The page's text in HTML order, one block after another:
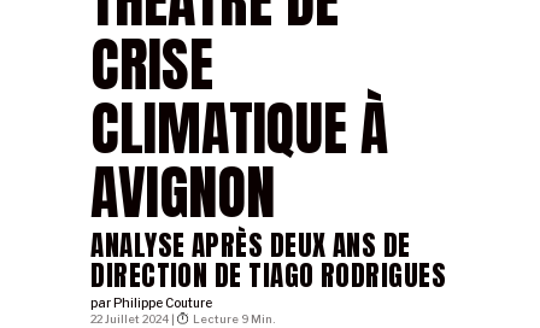
À PROPOS
NOS PARTENAIRES
SOUTENEZ NOUS
CRISE
CLIMATIQUE À
AVIGNON
ANALYSE APRÈS DEUX ANS DE
DIRECTION DE TIAGO RODRIGUES
par Philippe Couture
22 Juillet 2024 | Lecture 9 Min.